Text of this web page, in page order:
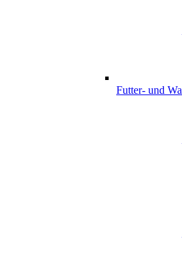
Futter- und